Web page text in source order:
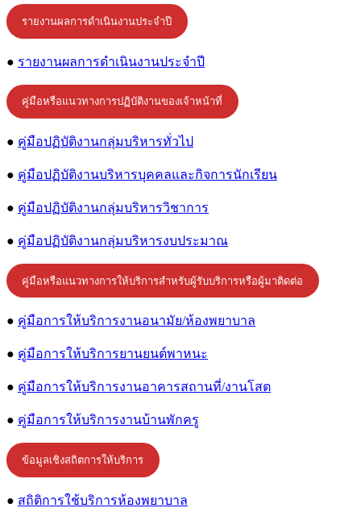
รายงานผลการดําเนินงานประจําปี
● รายงานผลการดําเนินงานประจําปี
คู่มือหรือแนวทางการปฏิบัติงานของเจ้าหน้าที่
● คู่มือปฏิบัติงานกลุ่มบริหารทั่วไป
● คู่มือปฏิบัติงานบริหารบุคคลและกิจการนักเรียน
● คู่มือปฏิบัติงานกลุ่มบริหารวิชาการ
● คู่มือปฏิบัติงานกลุ่มบริหารงบประมาณ
คู่มือหรือแนวทางการให้บริการสำหรับผู้รับบริการหรือผู้มาติดต่อ
● คู่มือการให้บริการงานอนามัย/ห้องพยาบาล
● คู่มือการให้บริการยานยนต์พาหนะ
● คู่มือการให้บริการงานอาคารสถานที่/งานโสต
● คู่มือการให้บริการงานบ้านพักครู
ข้อมูลเชิงสถิตการให้บริการ
● สถิติการใช้บริการห้องพยาบาล